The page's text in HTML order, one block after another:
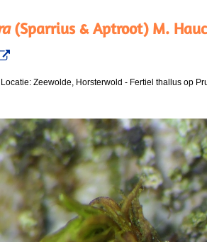
(Sparrius & Aptroot) M.
Locatie: Zeewolde, Horsterwold - Fertiel thallus op